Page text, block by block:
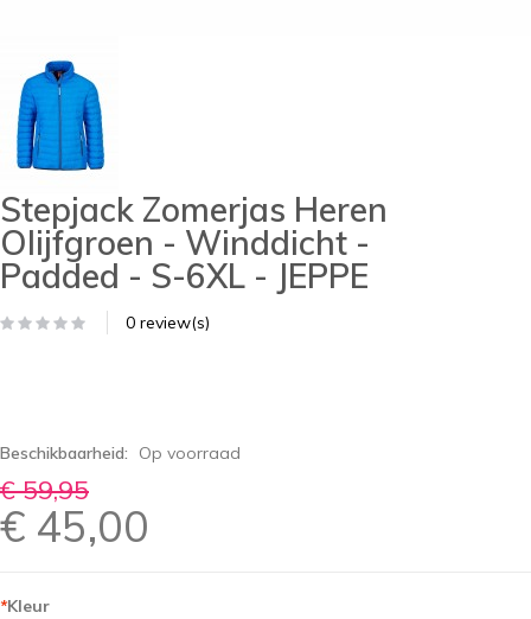
Stepjack Zomerjas Heren
Olijfgroen - Winddicht -
Padded - S-6XL - JEPPE
0 review(s)
Beschikbaarheid: Op voorraad
€ 59,95
€ 45,00
*Kleur